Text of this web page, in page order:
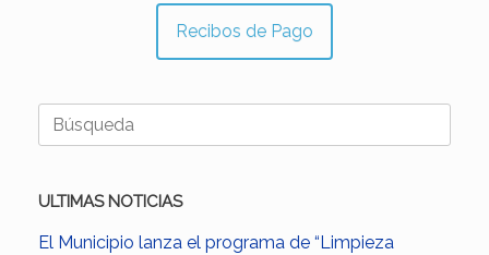
Recibos de Pago
Buscar:
ULTIMAS NOTICIAS
El Municipio lanza el programa de “Limpieza